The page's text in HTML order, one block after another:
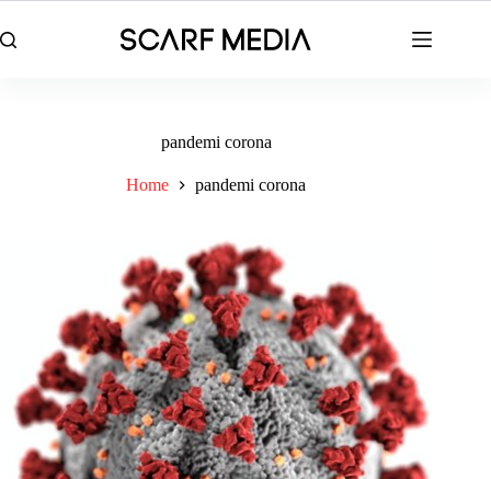
to
content
pandemi corona
Home pandemi corona